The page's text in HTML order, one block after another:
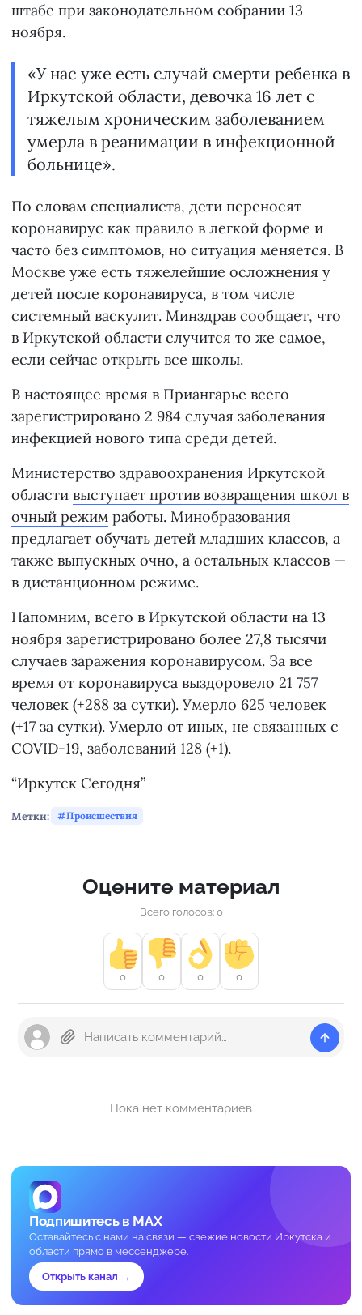
штабе при законодательном собрании 13
ноября.
«У нас уже есть случай смерти ребенка в
Иркутской области, девочка 16 лет с
тяжелым хроническим заболеванием
умерла в реанимации в инфекционной
больнице».
По словам специалиста, дети переносят
коронавирус как правило в легкой форме и
часто без симптомов, но ситуация меняется. В
Москве уже есть тяжелейшие осложнения у
детей после коронавируса, в том числе
системный васкулит. Минздрав сообщает, что
в Иркутской области случится то же самое,
если сейчас открыть все школы.
В настоящее время в Приангарье всего
зарегистрировано 2 984 случая заболевания
инфекцией нового типа среди детей.
Министерство здравоохранения Иркутской
области выступает против возвращения школ в
очный режим работы. Минобразования
предлагает обучать детей младших классов, а
также выпускных очно, а остальных классов —
в дистанционном режиме.
Напомним, всего в Иркутской области на 13
ноября зарегистрировано более 27,8 тысячи
случаев заражения коронавирусом. За все
время от коронавируса выздоровело 21 757
человек (+288 за сутки). Умерло 625 человек
(+17 за сутки). Умерло от иных, не связанных с
COVID-19, заболеваний 128 (+1).
“Иркутск Сегодня”
Метки: Происшествия
Оцените материал
Всего голосов: 0
0 0 0 0
Пока нет комментариев
Подпишитесь в MAX
Оставайтесь с нами на связи — свежие новости Иркутска и
области прямо в мессенджере.
Открыть канал →